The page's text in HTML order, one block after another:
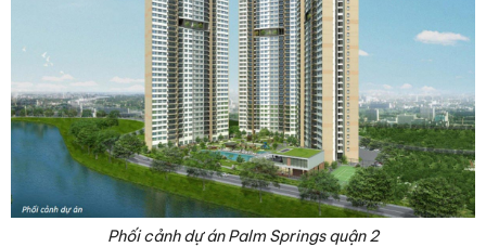
Phối cảnh dự án Palm Springs quận 2